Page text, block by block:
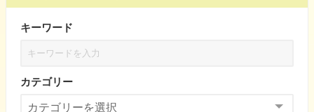
キーワード
カテゴリー